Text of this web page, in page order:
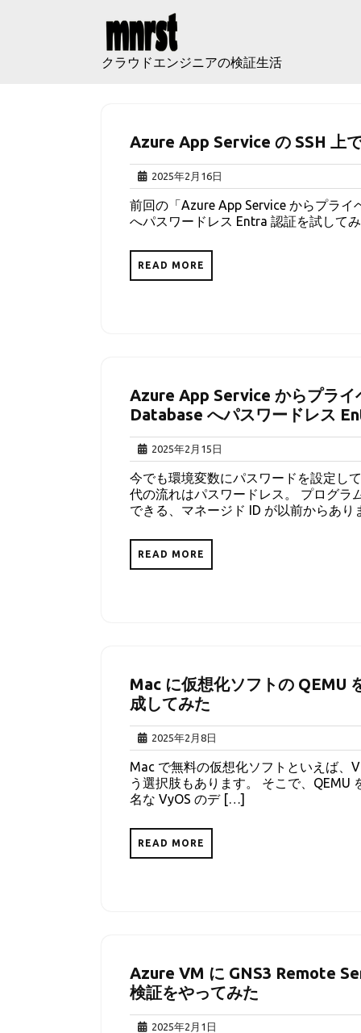
クラウドエンジニアの検証生活
Azure App Service の SSH 上
2025年2月16日
年
2
月
前回の「Azure App Service からプラ
へパスワードレス Entra 認証を試して
READ MORE
Azure App Service からプライ
Database へパスワードレス
2025年2月15日
年
2
月
15
今でも環境変数にパスワードを設定し
代の流れはパスワードレス。 プログラ
できる、マネージド ID が以前からあ
READ MORE
Mac に仮想化ソフトの QEMU
成してみた
2025年2月8日
年
2
月
8
Mac で無料の仮想化ソフトといえば、
う選択肢もあります。 そこで、QEMU
名な VyOS のデ […]
READ MORE
Azure VM に GNS3 Remote
検証をやってみた
2025年2月1日